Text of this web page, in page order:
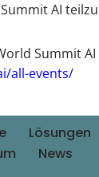
AI
Summit AI
all-events/
Lösungen
News